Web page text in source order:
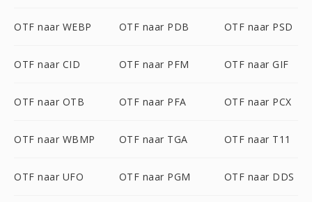
OTF naar WEBP OTF naar PDB OTF naar PSD
OTF naar CID OTF naar PFM OTF naar GIF
OTF naar OTB OTF naar PFA OTF naar PCX
OTF naar WBMP OTF naar TGA OTF naar T11
OTF naar UFO OTF naar PGM OTF naar DDS